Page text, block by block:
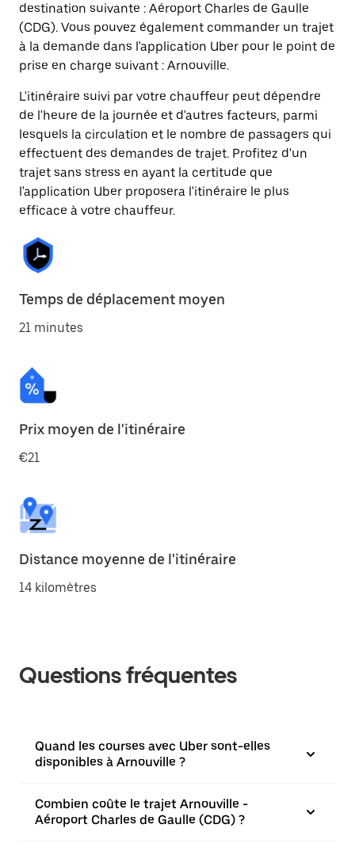
destination suivante : Aéroport Charles de Gaulle
(CDG). Vous pouvez également commander un trajet
à la demande dans l'application Uber pour le point de
prise en charge suivant : Arnouville.
L'itinéraire suivi par votre chauffeur peut dépendre
de l'heure de la journée et d'autres facteurs, parmi
lesquels la circulation et le nombre de passagers qui
effectuent des demandes de trajet. Profitez d'un
trajet sans stress en ayant la certitude que
l'application Uber proposera l'itinéraire le plus
efficace à votre chauffeur.
Temps de déplacement moyen
21 minutes
Prix moyen de l'itinéraire
€21
Distance moyenne de l'itinéraire
14 kilomètres
Questions fréquentes
Quand les courses avec Uber sont-elles
disponibles à Arnouville ?
Combien coûte le trajet Arnouville -
Aéroport Charles de Gaulle (CDG) ?